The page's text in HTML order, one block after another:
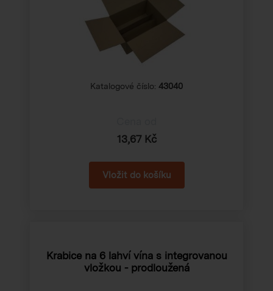
Katalogové číslo: 43040
13,67 Kč
Krabice na 6 lahví vína s integrovanou
vložkou - prodloužená